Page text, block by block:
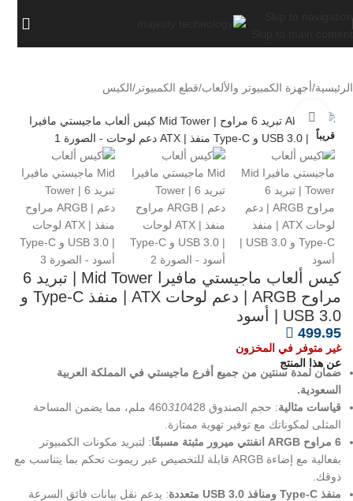
Skip to navigation
الرئيسية/أجهزة الكمبيوتر والألعاب/قطع الكمبيوتر /الكيس
قريباً
اضغط للتكبير
كيس ألعاب ماجيستي مافيرا Mid Tower | تبريد 6
مراوح ARGB | دعم لوحات ATX | منفذ Type-C و
USB 3.0 | أسود
499.95
غير متوفر في المخزون
عن هذا المنتج
ضمان لمدة سنتين من جميع أفرع ماجيستي في المملكة العربية
السعودية.
قياسات مثالية: حجم الصندوق 460 310
428 ملم، مما يضمن المساحة
المثلى لمكوناتك مع توفير تهوية ممتازة.
6 مراوح ARGB انفنتي ميرور مثبتة مسبقًا
: لتبريد مكونات الكمبيوتر
بفعالية مع إضاءة ARGB قابلة للتخصيص عبر ريموت تحكم بما يتناسب مع
ذوقك.
منفذ Type-C ومنافذ USB 3.0 متعددة
: يدعم نقل بيانات فائق السرعة